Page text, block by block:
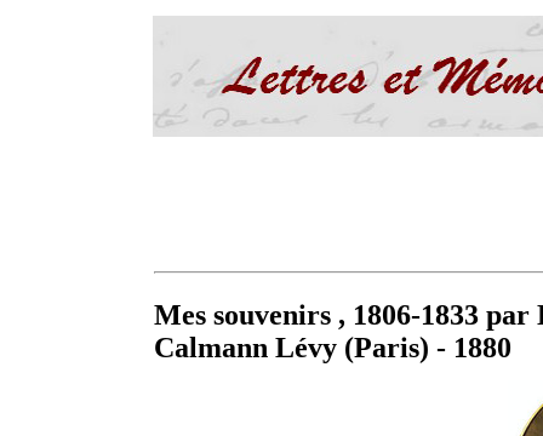
Mes souvenirs , 1806-1833
Calmann Lévy (Paris) - 1880